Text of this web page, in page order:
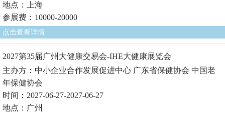
地点：上海
参展费：10000-20000
点击查看详情
2027第35届广州大健康交易会-IHE大健康展览会
主办方：中小企业合作发展促进中心 广东省保健协会 中国老
年保健协会
时间：2027-06-27-2027-06-27
地点：广州